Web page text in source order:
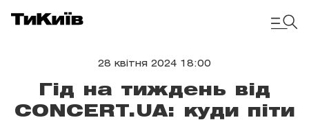
28 квітня 2024 18:00
Гід на тиждень від
CONCERT.UA: куди піти